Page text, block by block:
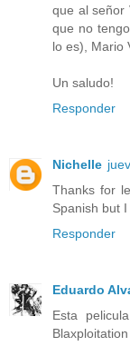
que al señor
que no
lo es), Mario
Un saludo!
Responder
Nichelle
Thanks for
Spanish but
Responder
Eduardo
Esta